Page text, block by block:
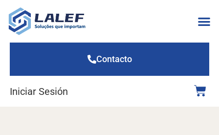
Contacto
Iniciar Sesión